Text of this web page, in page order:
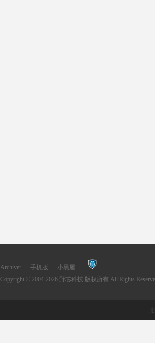
Archiver 手机版 小黑屋
Copyright © 2004-2026 野芯科技 版权所有 All Rights